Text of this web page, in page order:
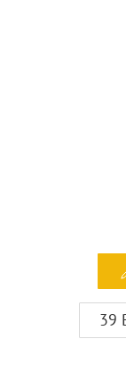
39